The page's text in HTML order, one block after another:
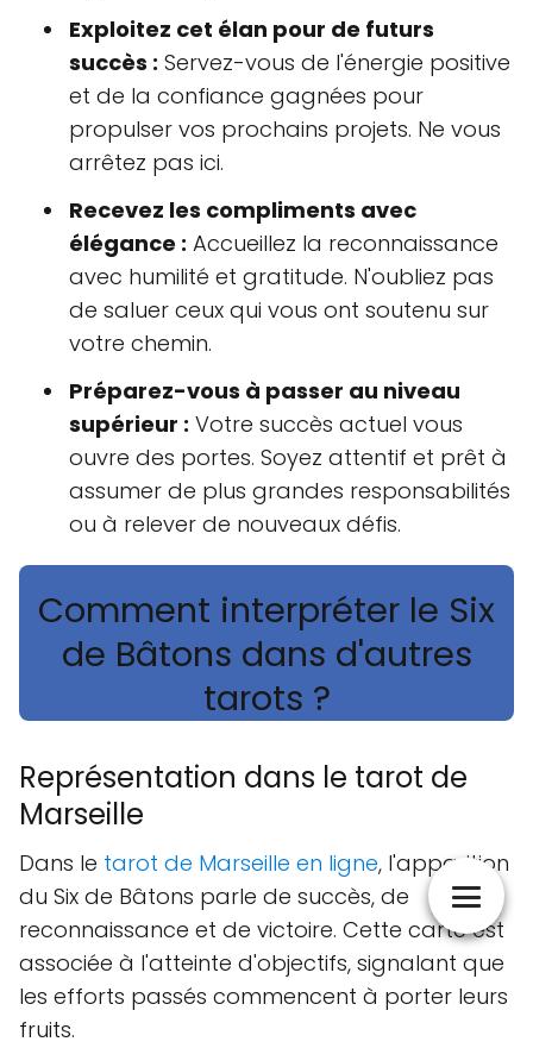
Exploitez cet élan pour de futurs
succès : Servez-vous de l'énergie positive
et de la confiance gagnées pour
propulser vos prochains projets. Ne vous
arrêtez pas ici.
Recevez les compliments avec
élégance : Accueillez la reconnaissance
avec humilité et gratitude. N'oubliez pas
de saluer ceux qui vous ont soutenu sur
votre chemin.
Préparez-vous à passer au niveau
supérieur : Votre succès actuel vous
ouvre des portes. Soyez attentif et prêt à
assumer de plus grandes responsabilités
ou à relever de nouveaux défis.
Comment interpréter le Six
de Bâtons dans d'autres
tarots ?
Représentation dans le tarot de
Marseille
Dans le tarot de Marseille en ligne, l'apparition
du Six de Bâtons parle de succès, de
reconnaissance et de victoire. Cette carte est
associée à l'atteinte d'objectifs, signalant que
les efforts passés commencent à porter leurs
fruits.